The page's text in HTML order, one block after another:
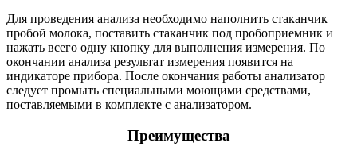
Для проведения анализа необходимо наполнить стаканчик
пробой молока, поставить стаканчик под пробоприемник и
нажать всего одну кнопку для выполнения измерения. По
окончании анализа результат измерения появится на
индикаторе прибора. После окончания работы анализатор
следует промыть специальными моющими средствами,
поставляемыми в комплекте с анализатором.
Преимущества